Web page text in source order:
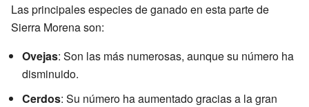
Las principales especies de ganado en esta parte de
Sierra Morena son:
Ovejas: Son las más numerosas, aunque su número ha
disminuido.
Cerdos: Su número ha aumentado gracias a la gran